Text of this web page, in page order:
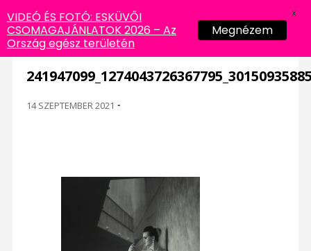
14 SZEPTEMBER 2021 -
VIDEÓ ÉS FOTÓ: ESKÜVŐI
CSOMAGAJÁNLATOK 2026 – Az
Ország egész területén
Megnézem
X